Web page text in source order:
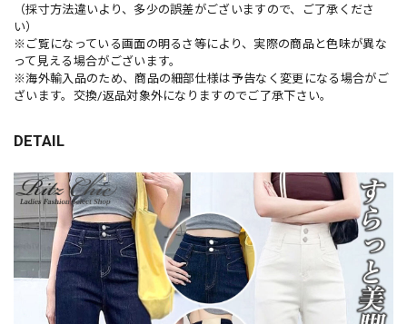
（採寸方法違いより、多少の誤差がございますので、ご了承くださ
い）
※ご覧になっている画面の明るさ等により、実際の商品と色味が異な
って見える場合がございます。
※海外輸入品のため、商品の細部仕様は予告なく変更になる場合がご
ざいます。交換/返品対象外になりますのでご了承下さい。
DETAIL